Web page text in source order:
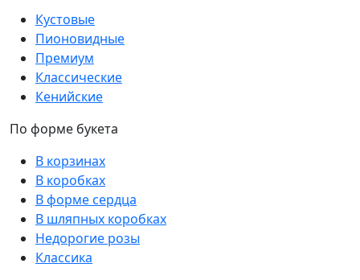
Кустовые
Пионовидные
Премиум
Классические
Кенийские
По форме букета
В корзинах
В коробках
В форме сердца
В шляпных коробках
Недорогие розы
Классика